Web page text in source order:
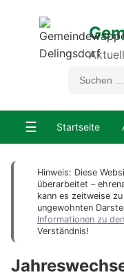
☰ Startseite
Hinweis: Diese
überarbeitet –
kann es zeitweise
ungewohnten
Informationen zu
Verständnis!